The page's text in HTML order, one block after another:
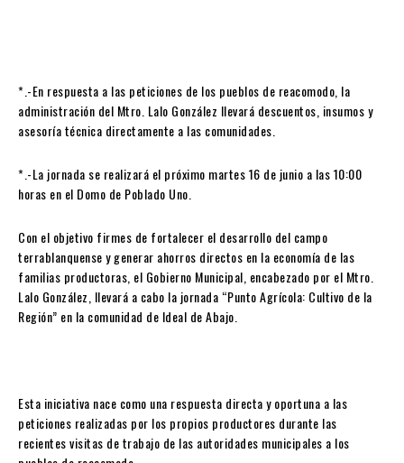
*.-En respuesta a las peticiones de los pueblos de reacomodo, la
administración del Mtro. Lalo González llevará descuentos, insumos y
asesoría técnica directamente a las comunidades.
*.-La jornada se realizará el próximo martes 16 de junio a las 10:00
horas en el Domo de Poblado Uno.
Con el objetivo firmes de fortalecer el desarrollo del campo
terrablanquense y generar ahorros directos en la economía de las
familias productoras, el Gobierno Municipal, encabezado por el Mtro.
Lalo González, llevará a cabo la jornada “Punto Agrícola: Cultivo de la
Región” en la comunidad de Ideal de Abajo.
Esta iniciativa nace como una respuesta directa y oportuna a las
peticiones realizadas por los propios productores durante las
recientes visitas de trabajo de las autoridades municipales a los